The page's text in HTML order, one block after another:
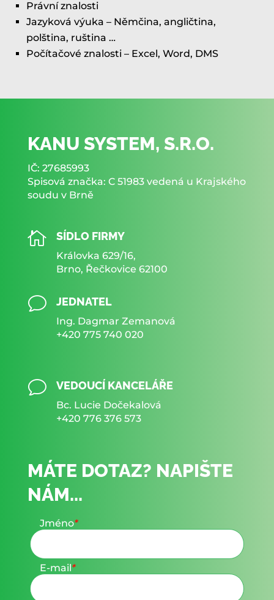
Právní znalosti
Jazyková výuka – Němčina, angličtina,
polština, ruština …
Počítačové znalosti – Excel, Word, DMS
KANU SYSTEM, S.R.O.
IČ: 27685993
Spisová značka: C 51983 vedená u Krajského
soudu v Brně
 SÍDLO FIRMY
Královka 629/16,
Brno, Řečkovice 62100
v JEDNATEL
Ing. Dagmar Zemanová
+420 775 740 020
v VEDOUCÍ KANCELÁŘE
Bc. Lucie Dočekalová
+420 776 376 573
MÁTE DOTAZ? NAPIŠTE
NÁM...
Jméno*
E-mail*